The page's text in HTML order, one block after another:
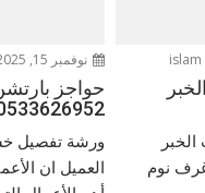
نوم
نوفمبر 15, 2025
حواجز
ورشة تفصيل
العميل ان